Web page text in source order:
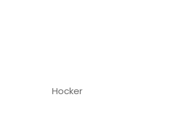
Hocker